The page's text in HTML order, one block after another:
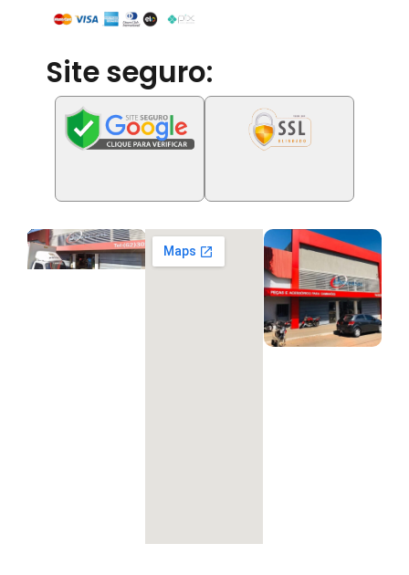
Site seguro: